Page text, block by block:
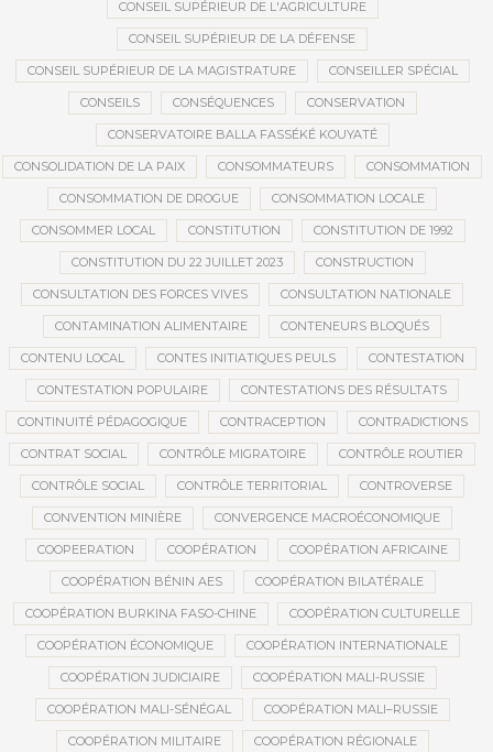
CONSEIL SUPÉRIEUR DE L'AGRICULTURE
CONSEIL SUPÉRIEUR DE LA DÉFENSE
CONSEIL SUPÉRIEUR DE LA MAGISTRATURE CONSEILLER SPÉCIAL
CONSEILS CONSÉQUENCES CONSERVATION
CONSERVATOIRE BALLA FASSÉKÉ KOUYATÉ
CONSOLIDATION DE LA PAIX CONSOMMATEURS CONSOMMATION
CONSOMMATION DE DROGUE CONSOMMATION LOCALE
CONSOMMER LOCAL CONSTITUTION CONSTITUTION DE 1992
CONSTITUTION DU 22 JUILLET 2023 CONSTRUCTION
CONSULTATION DES FORCES VIVES CONSULTATION NATIONALE
CONTAMINATION ALIMENTAIRE CONTENEURS BLOQUÉS
CONTENU LOCAL CONTES INITIATIQUES PEULS CONTESTATION
CONTESTATION POPULAIRE CONTESTATIONS DES RÉSULTATS
CONTINUITÉ PÉDAGOGIQUE CONTRACEPTION CONTRADICTIONS
CONTRAT SOCIAL CONTRÔLE MIGRATOIRE CONTRÔLE ROUTIER
CONTRÔLE SOCIAL CONTRÔLE TERRITORIAL CONTROVERSE
CONVENTION MINIÈRE CONVERGENCE MACROÉCONOMIQUE
COOPEERATION COOPÉRATION COOPÉRATION AFRICAINE
COOPÉRATION BÉNIN AES COOPÉRATION BILATÉRALE
COOPÉRATION BURKINA FASO-CHINE COOPÉRATION CULTURELLE
COOPÉRATION ÉCONOMIQUE COOPÉRATION INTERNATIONALE
COOPÉRATION JUDICIAIRE COOPÉRATION MALI-RUSSIE
COOPÉRATION MALI-SÉNÉGAL COOPÉRATION MALI–RUSSIE
COOPÉRATION MILITAIRE COOPÉRATION RÉGIONALE